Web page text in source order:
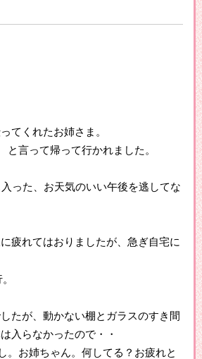
てくれたお姉さま。
言って帰って行かれました。
った、お天気のいい午後を逃してな
疲れてはおりましたが、急ぎ自宅に
たが、動かない棚とガラスのすき間
入らなかったので・・
。お姉ちゃん。何してる？お疲れと